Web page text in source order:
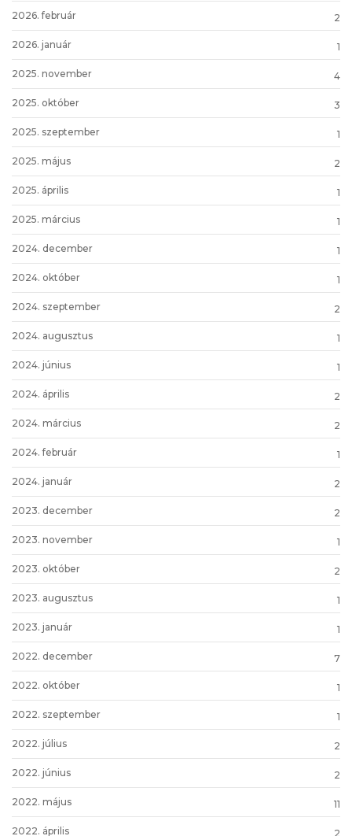
2026. február 2
2026. január 1
2025. november 4
2025. október 3
2025. szeptember 1
2025. május 2
2025. április 1
2025. március 1
2024. december 1
2024. október 1
2024. szeptember 2
2024. augusztus 1
2024. június 1
2024. április 2
2024. március 2
2024. február 1
2024. január 2
2023. december 2
2023. november 1
2023. október 2
2023. augusztus 1
2023. január 1
2022. december 7
2022. október 1
2022. szeptember 1
2022. július 2
2022. június 2
2022. május 11
2022. április 2